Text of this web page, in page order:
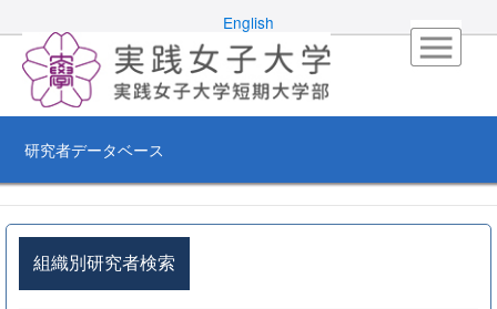
English
研究者データベース
組織別研究者検索